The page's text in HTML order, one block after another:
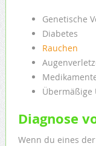
Genetische
Diabetes
Rauchen
Übermäßige
Diagnose
Wenn du eines